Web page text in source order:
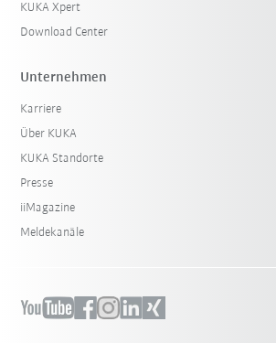
KUKA Xpert
Download Center
Unternehmen
Karriere
Über KUKA
KUKA Standorte
Presse
iiMagazine
Meldekanäle